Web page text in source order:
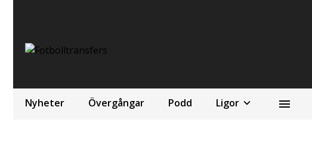
Nyheter Övergångar Podd Ligor